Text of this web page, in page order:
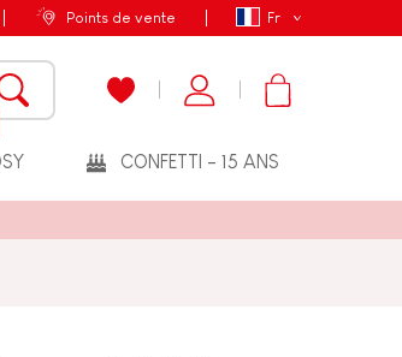
Fr
Points de vente
CONFETTI - 15 ANS